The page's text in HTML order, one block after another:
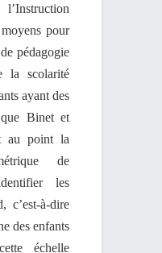
pour
pédagogie
la scolarité
ayant des
Binet et
au point la
de
les
c’est-à-dire
des enfants
échelle